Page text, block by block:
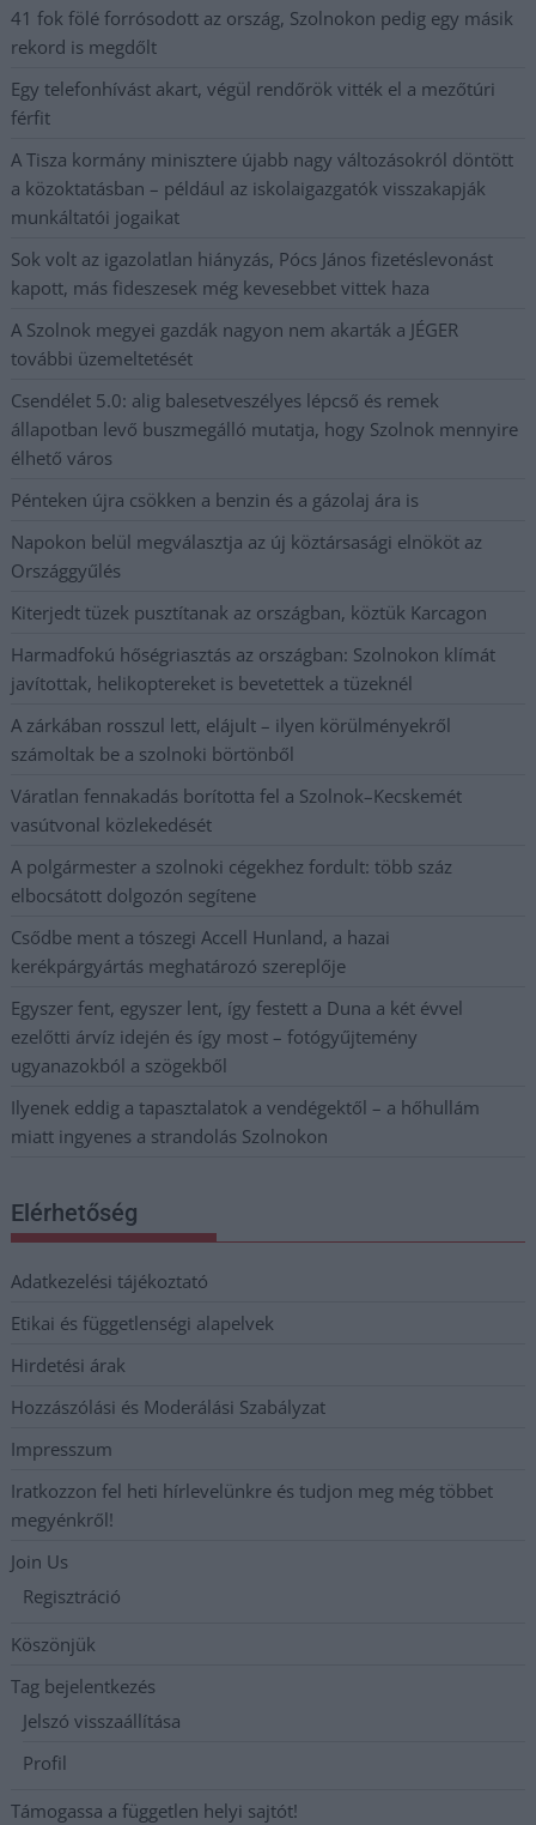
41 fok fölé forrósodott az ország, Szolnokon pedig egy másik
rekord is megdőlt
Egy telefonhívást akart, végül rendőrök vitték el a mezőtúri
férfit
A Tisza kormány minisztere újabb nagy változásokról döntött
a közoktatásban – például az iskolaigazgatók visszakapják
munkáltatói jogaikat
Sok volt az igazolatlan hiányzás, Pócs János fizetéslevonást
kapott, más fideszesek még kevesebbet vittek haza
A Szolnok megyei gazdák nagyon nem akarták a JÉGER
további üzemeltetését
Csendélet 5.0: alig balesetveszélyes lépcső és remek
állapotban levő buszmegálló mutatja, hogy Szolnok mennyire
élhető város
Pénteken újra csökken a benzin és a gázolaj ára is
Napokon belül megválasztja az új köztársasági elnököt az
Országgyűlés
Kiterjedt tüzek pusztítanak az országban, köztük Karcagon
Harmadfokú hőségriasztás az országban: Szolnokon klímát
javítottak, helikoptereket is bevetettek a tüzeknél
A zárkában rosszul lett, elájult – ilyen körülményekről
számoltak be a szolnoki börtönből
Váratlan fennakadás borította fel a Szolnok–Kecskemét
vasútvonal közlekedését
A polgármester a szolnoki cégekhez fordult: több száz
elbocsátott dolgozón segítene
Csődbe ment a tószegi Accell Hunland, a hazai
kerékpárgyártás meghatározó szereplője
Egyszer fent, egyszer lent, így festett a Duna a két évvel
ezelőtti árvíz idején és így most – fotógyűjtemény
ugyanazokból a szögekből
Ilyenek eddig a tapasztalatok a vendégektől – a hőhullám
miatt ingyenes a strandolás Szolnokon
Elérhetőség
Adatkezelési tájékoztató
Etikai és függetlenségi alapelvek
Hirdetési árak
Hozzászólási és Moderálási Szabályzat
Impresszum
Iratkozzon fel heti hírlevelünkre és tudjon meg még többet
megyénkről!
Join Us
Regisztráció
Köszönjük
Tag bejelentkezés
Jelszó visszaállítása
Profil
Támogassa a független helyi sajtót!